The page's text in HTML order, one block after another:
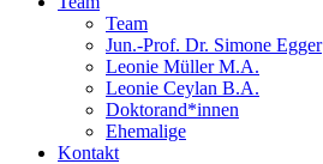
Team
Jun.-Prof. Dr. Simone Egger
Leonie Müller M.A.
Leonie Ceylan B.A.
Doktorand*innen
Ehemalige
Kontakt